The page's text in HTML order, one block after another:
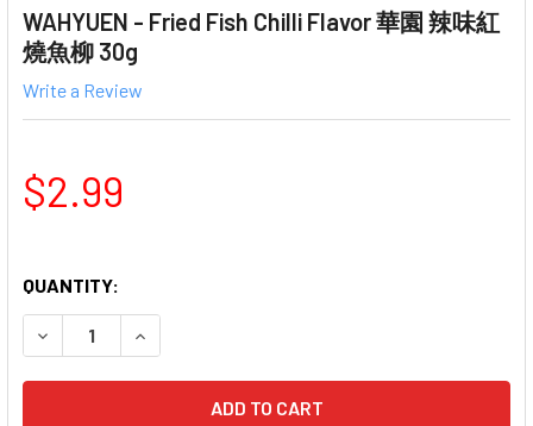
WAHYUEN - Fried Fish Chilli Flavor 華園 辣味紅
燒魚柳 30g
Write a Review
$2.99
QUANTITY:
DECREASE QUANTITY OF WAHYUEN - FRIED FISH CHILLI
INCREASE QUANTITY OF WAHYUEN - FRIED